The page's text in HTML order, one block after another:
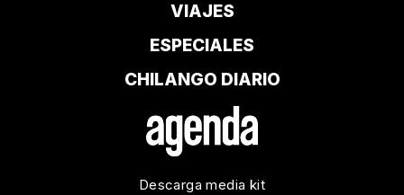
VIAJES
ESPECIALES
CHILANGO DIARIO
Descarga media kit